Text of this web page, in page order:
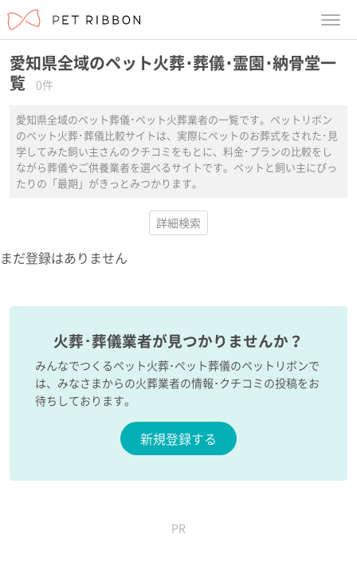
愛知県全域のペット火葬･葬儀･霊園･納骨堂一
覧
0件
愛知県全域のペット葬儀･ペット火葬業者の一覧です。ペットリボン
のペット火葬･葬儀比較サイトは、実際にペットのお葬式をされた･見
学してみた飼い主さんのクチコミをもとに、料金･プランの比較をし
ながら葬儀やご供養業者を選べるサイトです。ペットと飼い主にぴっ
たりの「最期」がきっとみつかります。
詳細検索
まだ登録はありません
火葬･葬儀業者が見つかりませんか？
みんなでつくるペット火葬･ペット葬儀のペットリボンで
は、みなさまからの火葬業者の情報･クチコミの投稿をお
待ちしております。
新規登録する
PR